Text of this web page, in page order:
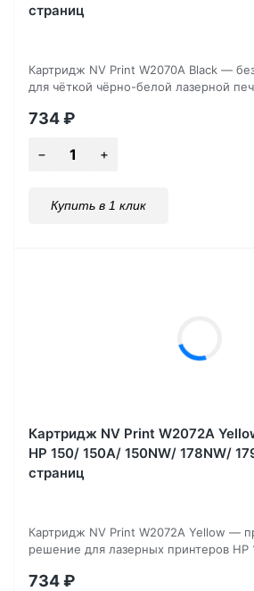
страниц
Картридж NV Print W2070A Black —
для чёткой чёрно-белой лазерной
734₽
Купить в 1 клик
Картридж NV Print W2072A
HP 150/ 150A/ 150NW/ 178NW/
страниц
Картридж NV Print W2072A Yellow —
решение для лазерных принтеров HP
734₽